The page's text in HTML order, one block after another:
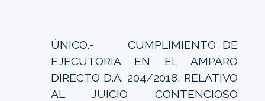
ÚNICO.- CUMPLIMIENTO DE
EJECUTORIA EN EL AMPARO
DIRECTO D.A. 204/2018, RELATIVO
AL JUICIO CONTENCIOSO